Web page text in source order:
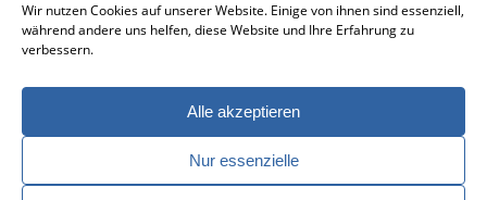
Wir nutzen Cookies auf unserer Website. Einige von ihnen sind essenziell,
während andere uns helfen, diese Website und Ihre Erfahrung zu
verbessern.
Alle akzeptieren
Nur essenzielle